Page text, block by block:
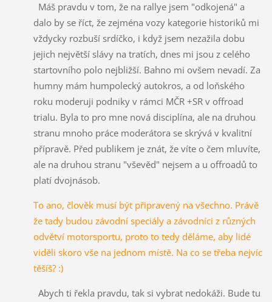
Máš pravdu v tom, že na rallye jsem "odkojená" a
dalo by se říct, že zejména vozy kategorie historiků mi
vždycky rozbuší srdíčko, i když jsem nezažila dobu
jejich největší slávy na tratích, dnes mi jsou z celého
startovního polo nejbližší. Bahno mi ovšem nevadí. Za
humny mám humpolecký autokros, a od loňského
roku moderuji podniky v rámci MČR +SR v offroad
trialu. Byla to pro mne nová disciplína, ale na druhou
stranu mnoho práce moderátora se skrývá v kvalitní
přípravě. Před publikem je znát, že víte o čem mluvíte,
ale na druhou stranu "vševěd" nejsem a u offroadů to
platí dvojnásob.
To ano, člověk musí být připravený na všechno. Právě
že tady budou závodní speciály a závodníci z různých
odvětví motorsportu, proto to tedy děláme, aby lidé
viděli skoro vše na jednom místě. Na co se třeba nejvíc
těšíš? :)
Abych ti řekla pravdu, tak si vybrat nedokáži. Bude tu